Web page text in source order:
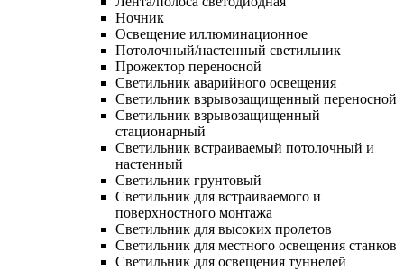
Ночник
Освещение иллюминационное
Потолочный/настенный светильник
Прожектор переносной
Светильник аварийного освещения
Светильник взрывозащищенный переносной
Светильник взрывозащищенный
стационарный
Светильник встраиваемый потолочный и
настенный
Светильник грунтовый
Светильник для встраиваемого и
поверхностного монтажа
Светильник для высоких пролетов
Светильник для местного освещения станков
Светильник для освещения туннелей